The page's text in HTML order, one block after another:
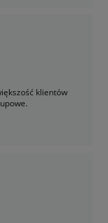
klientów